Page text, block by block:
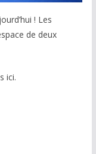
! Les
de deux
ici.